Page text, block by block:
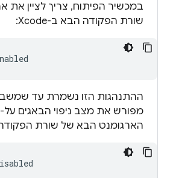
במכשיר הפיתוח, צריך לציין את
שורת הפקודה הבא ב-Xcode:
ההתנהגות הזו נשמרת עד
מפורש את מצב ניפוי הבאגים על-
הארגומנט הבא של שורת